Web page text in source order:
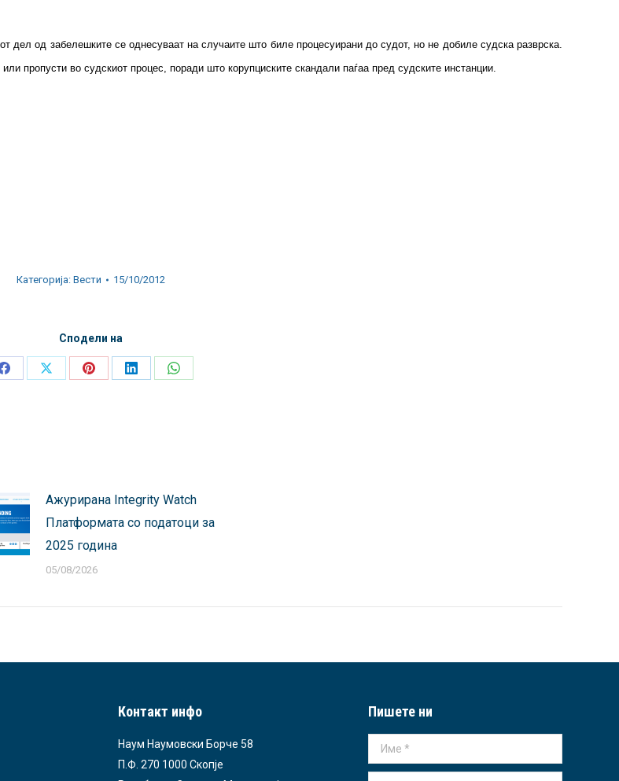
дел од забелешките се однесуваат на случаите што биле процесуирани до судот, но не добиле судска разврска.
пропусти во судскиот процес, поради што корупциските скандали паѓаа пред судските инстанции.
Категорија: Вести 15/10/2012
Сподели на
Share
Share
Share
Share
Share
Ажурирана Integrity Watch
Платформата со податоци за
2025 година
05/08/2026
Контакт инфо
Наум Наумовски Борче 58
П.Ф. 270 1000 Скопје
Пишете ни
Име *